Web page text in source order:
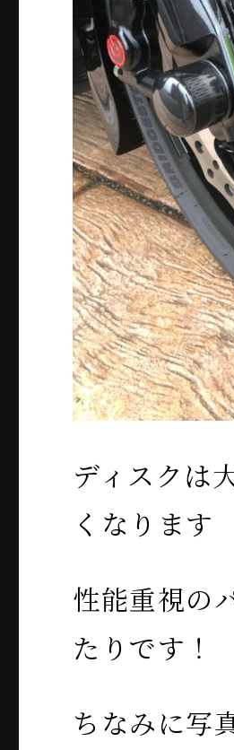
ディスクは
くなります
性能重視の
たりです！
ちなみに写